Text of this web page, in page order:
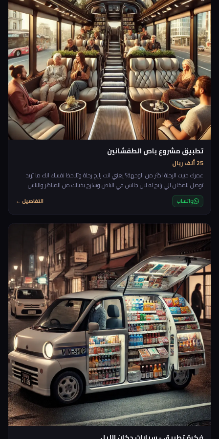
تطبيق مشروع باص الطفشانين
25 ألف ريال
عمرك حبيت الرحلة اكثر من الوجهة؟ يعني انت رايح رحلة وتلاحظ نفسك انك ما تريد
توصل للمكان الي رايح له لان جالس في الباص وسارح بخيالك من المناظر والناس
بجانب الطريق وتسمع اغاني واخر روقان، بعض الاشخاص حرفيا يحبون الطريق اثناء
الرحلة اكثر من الرحلة نفسها، لهيك جات فكرة هذا المشروع حيث يكون في باص
مخصص يضل يمشي، ما يروح لمكان معين يضل ماشي ويلف ويدور، تحجز فيه من
التطبيق تركب وما احد يسألك انت رايح فين
واتساب التفاصيل ←